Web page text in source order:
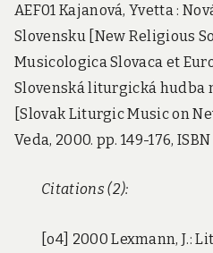
AEF01 Kajanová, Yvetta :
Slovensku [New Religious
Musicologica Slovaca et
Slovenská liturgická hudba
[Slovak Liturgic Music on
Veda, 2000. pp. 149-176,
Citations (2):
[o4] 2000 Lexmann, J.: